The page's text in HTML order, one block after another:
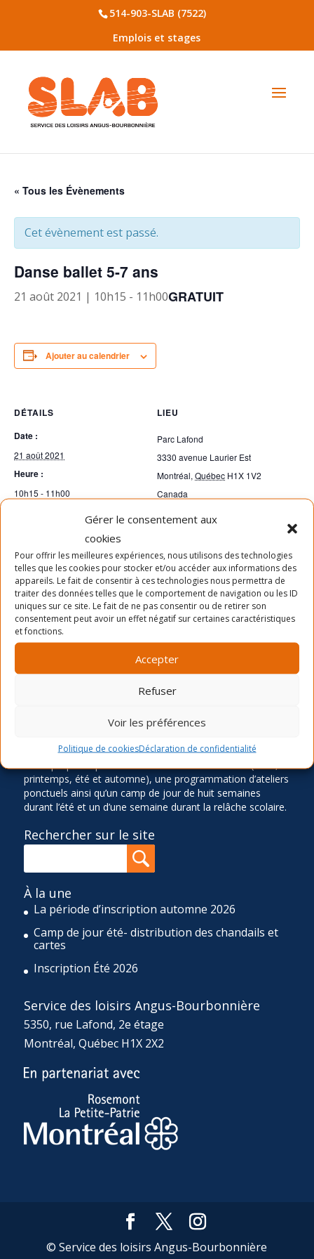
Gérer le consentement aux
cookies
Pour offrir les meilleures expériences, nous utilisons des technologies
telles que les cookies pour stocker et/ou accéder aux informations des
appareils. Le fait de consentir à ces technologies nous permettra de
traiter des données telles que le comportement de navigation ou les ID
uniques sur ce site. Le fait de ne pas consentir ou de retirer son
consentement peut avoir un effet négatif sur certaines caractéristiques
et fonctions.
Accepter
Refuser
Voir les préférences
Politique de cookiesDéclaration de confidentialité
514-903-SLAB (7522)
Emplois et stages
« Tous les Évènements
Cet évènement est passé.
Danse ballet 5-7 ans
21 août 2021 | 10h15 - 11h00GRATUIT
Ajouter au calendrier
DÉTAILS
Date :
21 août 2021
Heure :
10h15 - 11h00
LIEU
Parc Lafond
3330 avenue Laurier Est
Montréal, Québec H1X 1V2
Canada
Animation 5-12 ans Danse hip hop 7-12 ans
des Loisirs Angus-Bourbonnière contribue significative à
offrant des activités physiques, sportives, culturelles,
accessibles et de qualité. Pour réaliser cette mission, le
SLAB propose quatre sessions d’activités de loisir (hiver,
printemps, été et automne), une programmation d’ateliers
ponctuels ainsi qu’un camp de jour de huit semaines
durant l’été et un d’une semaine durant la relâche scolaire.
Rechercher sur le site
À la une
La période d’inscription automne 2026
Camp de jour été- distribution des chandails et
cartes
Inscription Été 2026
Service des loisirs Angus-Bourbonnière
5350, rue Lafond, 2e étage
Montréal, Québec H1X 2X2
© Service des loisirs Angus-Bourbonnière